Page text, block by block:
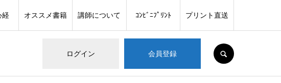
ログイン 会員登録
経 オススメ書籍 講師について ｺﾝﾋﾞﾆﾌﾟﾘﾝﾄ プリント直送